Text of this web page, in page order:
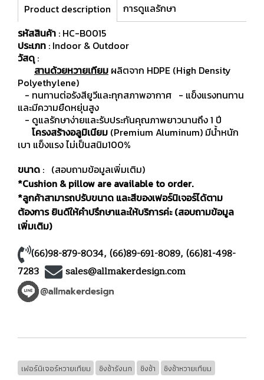
Product description
การดูแลรักษา
รหัสสินค้า : HC-B0015
ประเภท : Indoor & Outdoor
วัสดุ:
สานด้วยหวายเทียม ผลิตจาก HDPE (High Density
Polyethylene)
- ทนทานต่อรังสียูวีและทุกสภาพอากาศ - แข็งแรงทนทาน
และมีความยืดหยุ่นสูง
- ดูแลรักษาง่ายและรับประกันคุณภาพยาวนานถึง 1 ปี
โครงสร้างอลูมิเนียม (Premium Aluminum) มีน้ำหนัก
เบา แข็งแรง ไม่เป็นสนิม100%
ขนาด : (สอบถามข้อมูลเพิ่มเติม)
*Cushion & pillow are available to order.
*ลูกค้าสามารถปรับขนาด และสีของเฟอร์นิเจอร์ได้ตาม
ต้องการ ยินดีให้คำปรึกษาและให้บริการค่ะ (สอบถามข้อมูล
เพิ่มเติม)
(66)98-879-8034, (66)89-691-8089, (66)81-498-
7283
sales@allmakerdesign.com
เฟอร์นิเจอร์หวายเทียม ชิงช้ารังนก ชิงช้า
ชิงช้าหวายเทียม